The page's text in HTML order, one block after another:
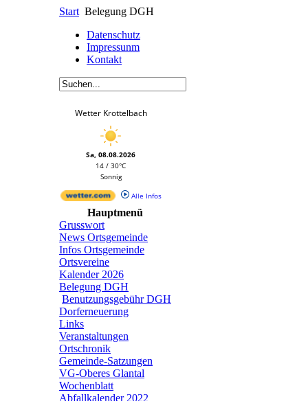
Start Belegung DGH
Datenschutz
Impressunm
Kontakt
Wetter Krottelbach
Sa, 08.08.2026
14 / 30°C
Sonnig
Alle Infos
Hauptmenü
Grusswort
News Ortsgemeinde
Infos Ortsgemeinde
Ortsvereine
Kalender 2026
Belegung DGH
Benutzungsgebühr DGH
Dorferneuerung
Links
Veranstaltungen
Ortschronik
Gemeinde-Satzungen
VG-Oberes Glantal
Wochenblatt
Abfallkalender 2022